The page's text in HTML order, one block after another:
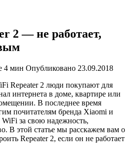
2 — не работает,
4 мин Опубликовано 23.09.2018
Repeater 2 люди покупают для
интернета в доме, квартире или
В последнее время
почитателям бренда Xiaomi и
за свою надежность,
В этой статье мы расскажем вам о
Repeater 2, если он не работает